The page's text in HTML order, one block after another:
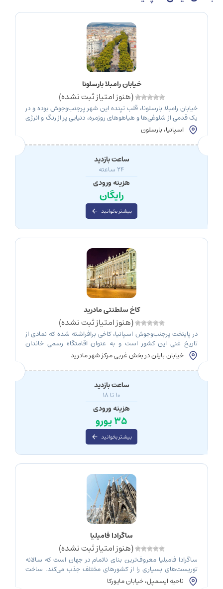
خیابان رامبلا بارسلونا
(هنوز امتیاز ثبت نشده)
خیابان رامبلا بارسلونا، قلب تپنده‌ این شهر پرجنب‌وجوش بوده و در
یک قدمی از شلوغی‌ها و هیاهوهای روزمره، دنیایی پر از رنگ و انرژی
کیلومتر امتداد دارد، با درختان سرسبز و سایه‌سارهای خود فضای
دل‌نشینی را برای گردشگران و اهالی شهر فراهم […]
اسپانیا، بارسلون
ساعت بازدید
۲۴ ساعته
هزینه ورودی
رایگان
بیشتر بخوانید
کاخ سلطنتی مادرید
(هنوز امتیاز ثبت نشده)
در پایتخت پرجنب‌وجوش اسپانیا، کاخی برافراشته شده که نمادی از
تاریخ غنی این کشور است و به عنوان اقامتگاه رسمی خاندان
سلطنتی اسپانیا شناخته می‌شود: کاخ سلطنتی مادرید. این بنا، با
عظمت و جلال فراوان، یکی از بزرگ‌ترین و باشکوه‌ترین کاخ‌های اروپا
به شمار می‌رود. هر سنگ و هر تالار این کاخ گواهی است بر […]
خیابان بایلن در بخش غربی مرکز شهر مادرید
ساعت بازدید
10 تا 18
هزینه ورودی
35 یورو
بیشتر بخوانید
ساگرادا فامیلیا
(هنوز امتیاز ثبت نشده)
ساگرادا فامیلیا معروف‌ترین بنای ناتمام در جهان است که سالانه
توریست‌های بسیاری را از کشورهای مختلف جذب می‌کند. ساخت
این کلیسا بیش از 140 سال پیش آغاز شد و پس از تکمیل آن،ناحیه ایسمپل، خیابان مایورکا